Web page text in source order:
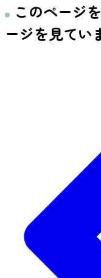
このページ
ージを見てい